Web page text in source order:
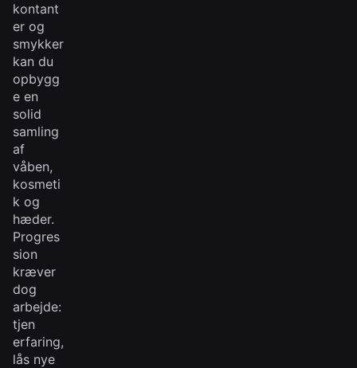
kontant
er og
smykker
kan du
opbygg
e en
solid
samling
af
våben,
kosmeti
k og
hæder.
Progres
sion
kræver
dog
arbejde:
tjen
erfaring,
lås nye